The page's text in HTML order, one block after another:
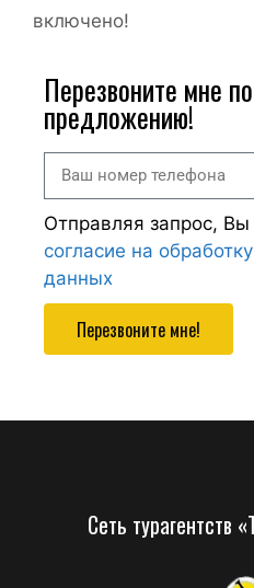
включено!
Перезвоните мне
предложению!
Отправляя запрос,
согласие на
данных
Перезвоните мне!
Сеть турагентств